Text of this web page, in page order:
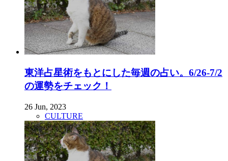
東洋占星術をもとにした毎週の占い。6/26-7/2
の運勢をチェック！
26 Jun, 2023
CULTURE